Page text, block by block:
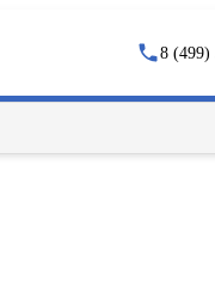
8 (499)